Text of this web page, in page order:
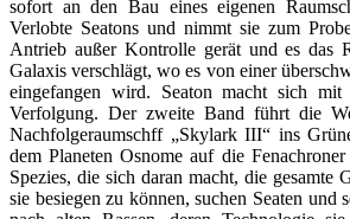
sofort an den Bau eines eigenen
Verlobte Seatons und nimmt sie zum
Antrieb außer Kontrolle gerät und es das
Galaxis verschlägt, wo es von einer
eingefangen wird. Seaton macht sich
Verfolgung. Der zweite Band führt die
Nachfolgeraumschff „Skylark III“ ins
dem Planeten Osnome auf die
Spezies, die sich daran macht, die gesamte
sie besiegen zu können, suchen Seaten und